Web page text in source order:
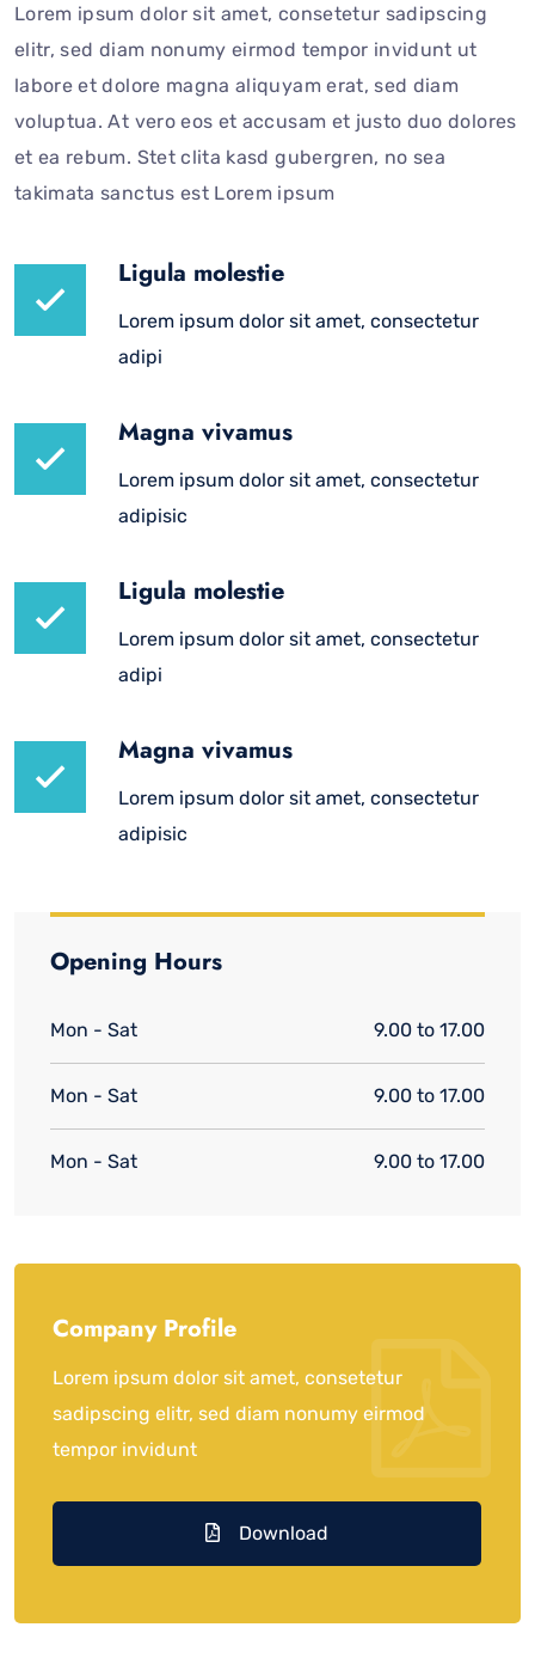
Lorem ipsum dolor sit amet, consetetur sadipscing
elitr, sed diam nonumy eirmod tempor invidunt ut
labore et dolore magna aliquyam erat, sed diam
voluptua. At vero eos et accusam et justo duo dolores
et ea rebum. Stet clita kasd gubergren, no sea
takimata sanctus est Lorem ipsum
Ligula molestie
Lorem ipsum dolor sit amet, consectetur
adipi
Magna vivamus
Lorem ipsum dolor sit amet, consectetur
adipisic
Ligula molestie
Lorem ipsum dolor sit amet, consectetur
adipi
Magna vivamus
Lorem ipsum dolor sit amet, consectetur
adipisic
Opening Hours
Mon - Sat 9.00 to 17.00
Mon - Sat 9.00 to 17.00
Mon - Sat 9.00 to 17.00
Company Profile
Lorem ipsum dolor sit amet, consetetur
sadipscing elitr, sed diam nonumy eirmod
tempor invidunt
Download